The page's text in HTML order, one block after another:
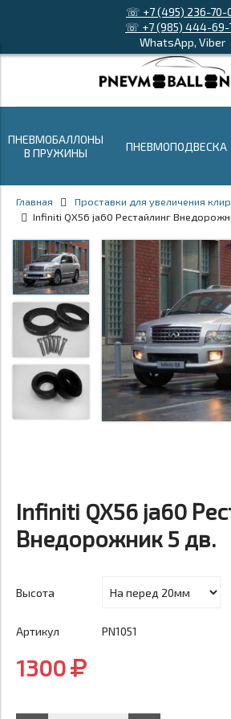
☏ +7 (495) 236-70-
☏ +7 (985) 444-69-
WhatsApp, Viber
ПНЕВМОБАЛЛОНЫ
В ПРУЖИНЫ
ПНЕВМОПОДВЕСКА
Главная Проставки для увеличения
Infiniti QX56 ja60 Рестайлинг
Infiniti QX56 ja60
Внедорожник 5 дв.
Высота
Артикул PN1051
1300